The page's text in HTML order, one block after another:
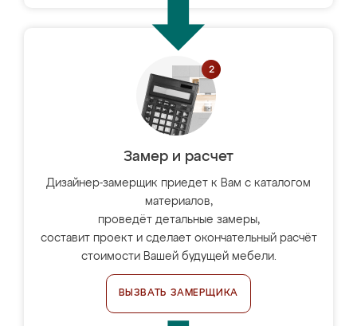
Замер и расчет
Дизайнер-замерщик приедет к Вам с каталогом
материалов,
проведёт детальные замеры,
составит проект и сделает окончательный расчёт
стоимости Вашей будущей мебели.
ВЫЗВАТЬ ЗАМЕРЩИКА